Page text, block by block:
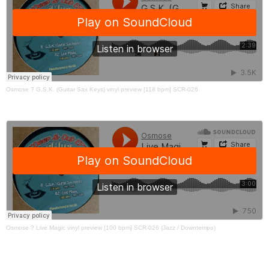
Osmose ? G.S.K. (Guitar Sax Keys) vinyl preview [118 bpm] SCR-026
Osmose ? Live Magic vinyl preview [100 bpm] SCR-026 (Jazz / Downtempo)